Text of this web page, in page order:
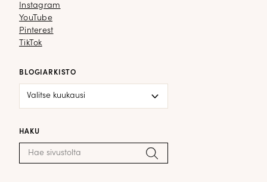
Instagram
Instagram
YouTube
YouTube
Pinterest
Pinterest
TikTok
TikTok
BLOGIARKISTO
HAKU
Haku: Hae